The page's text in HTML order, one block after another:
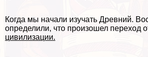
Когда мы начали изучать Древний.
определили, что произошел переход
цивилизации.